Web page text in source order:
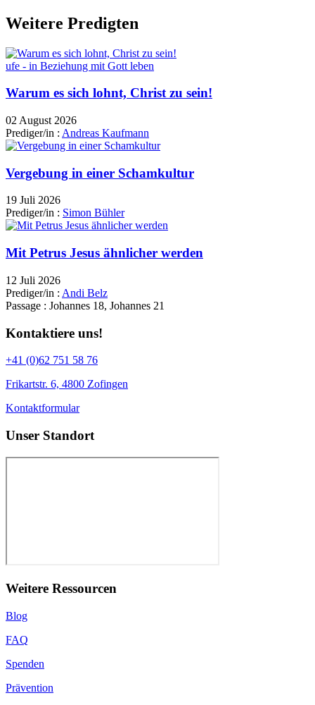
Weitere Predigten
ufe - in Beziehung mit Gott leben
Warum es sich lohnt, Christ zu sein!
02 August 2026
Prediger/in : Andreas Kaufmann
Vergebung in einer Schamkultur
19 Juli 2026
Prediger/in : Simon Bühler
Mit Petrus Jesus ähnlicher werden
12 Juli 2026
Prediger/in : Andi Belz
Passage : Johannes 18, Johannes 21
Kontaktiere uns!
+41 (0)62 751 58 76
Frikartstr. 6, 4800 Zofingen
Kontaktformular
Unser Standort
Weitere Ressourcen
Blog
FAQ
Spenden
Prävention